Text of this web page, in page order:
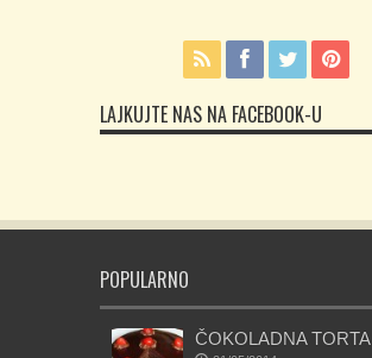
LAJKUJTE NAS NA FACEBOOK-U
POPULARNO
ČOKOLADNA TORTA